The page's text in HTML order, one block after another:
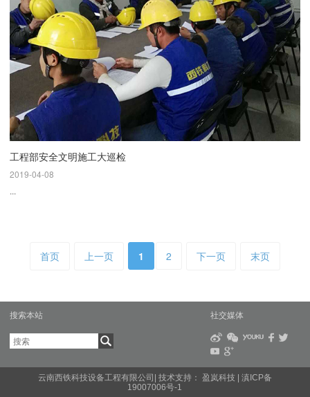
工程部安全文明施工大巡检
2019-04-08
...
首页 上一页 1 2 下一页 末页
搜索本站 社交媒体
云南西铁科技设备工程有限公司| 技术支持： 盈岚科技 | 滇ICP备
19007006号-1